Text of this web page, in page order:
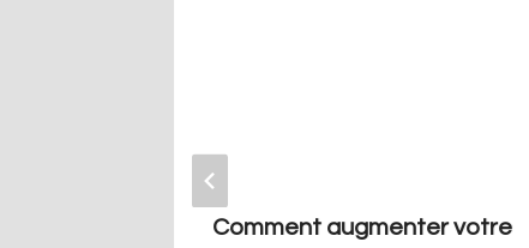
Comment augmenter votre